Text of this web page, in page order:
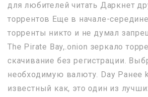
для любителей читать Даркнет
торрентов Еще в начале-
торренты никто и не думал
The Pirate Bay,.onion зеркало
скачивание без регистрации.
необходимую валюту. Day Ранее
известный как, это один из